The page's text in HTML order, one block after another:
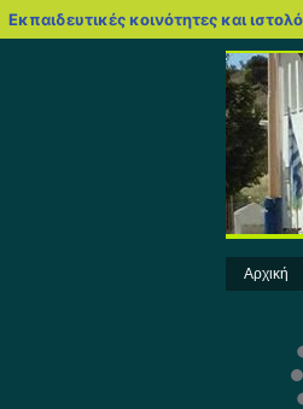
Αρχική
Εκπαιδευτικές κοινότητες και